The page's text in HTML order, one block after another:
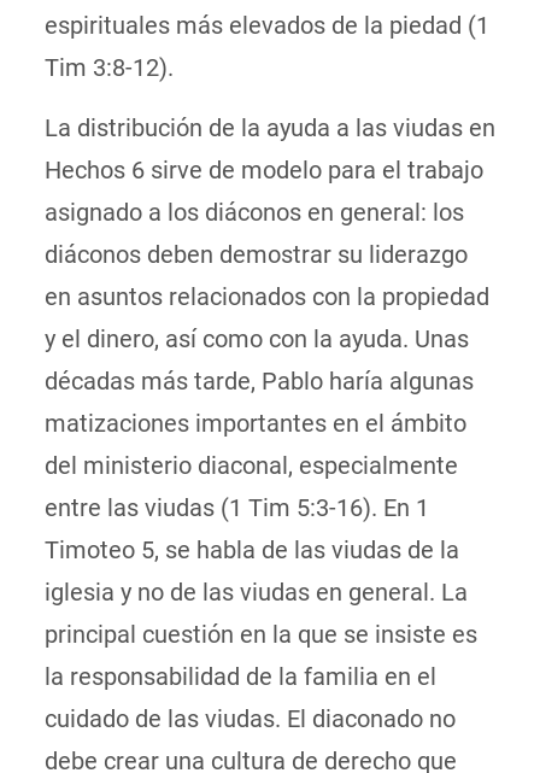
espirituales más elevados de la piedad (1
Tim 3:8-12).
La distribución de la ayuda a las viudas en
Hechos 6 sirve de modelo para el trabajo
asignado a los diáconos en general: los
diáconos deben demostrar su liderazgo
en asuntos relacionados con la propiedad
y el dinero, así como con la ayuda. Unas
décadas más tarde, Pablo haría algunas
matizaciones importantes en el ámbito
del ministerio diaconal, especialmente
entre las viudas (1 Tim 5:3-16). En 1
Timoteo 5, se habla de las viudas de la
iglesia y no de las viudas en general. La
principal cuestión en la que se insiste es
la responsabilidad de la familia en el
cuidado de las viudas. El diaconado no
debe crear una cultura de derecho que